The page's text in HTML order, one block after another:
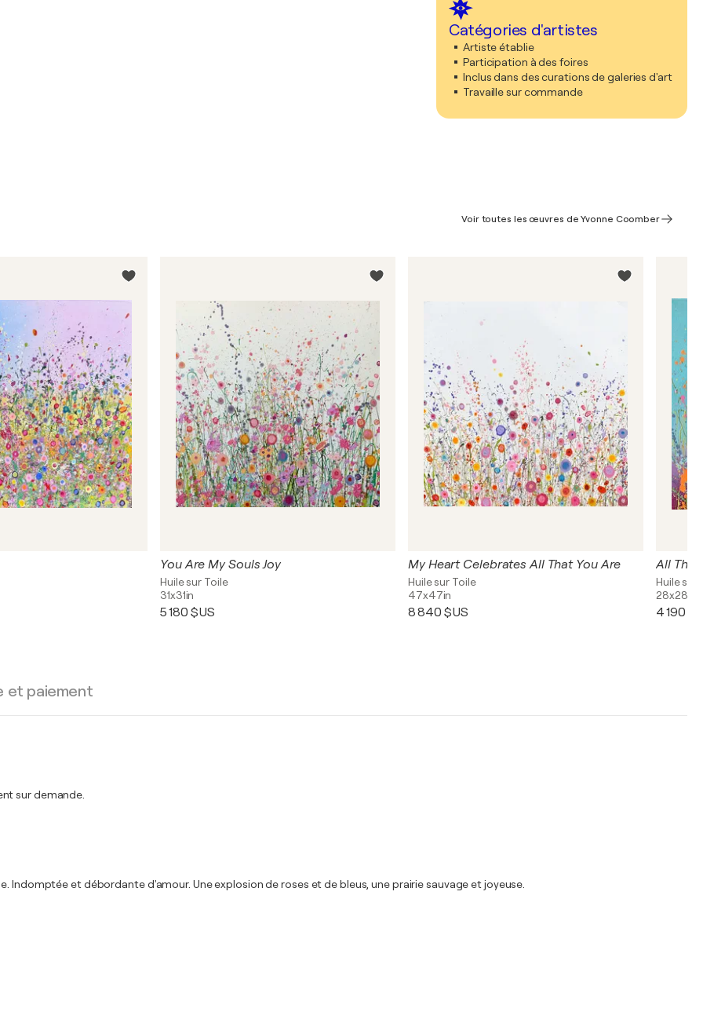
Catégories d'artistes
Artiste établie
Participation à des foires
Inclus dans des curations de galeries d'art
Travaille sur commande
Voir toutes les œuvres de Yvonne Coomber
You Are My Souls Joy
Huile sur Toile
31x31in
5 180 $US
My Heart Celebrates All That You Are
Huile sur Toile
47x47in
8 840 $US
Huile sur
28x28in
4 190
et paiement
sur demande.
et débordante d'amour. Une explosion de roses et de bleus, une prairie sauvage et joyeuse.